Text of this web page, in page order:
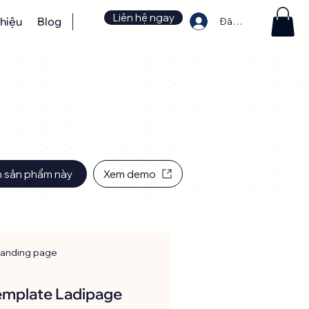
Blog Liên hệ ngay Đăng nhập
sản phẩm này Xem demo
page
Ladipage